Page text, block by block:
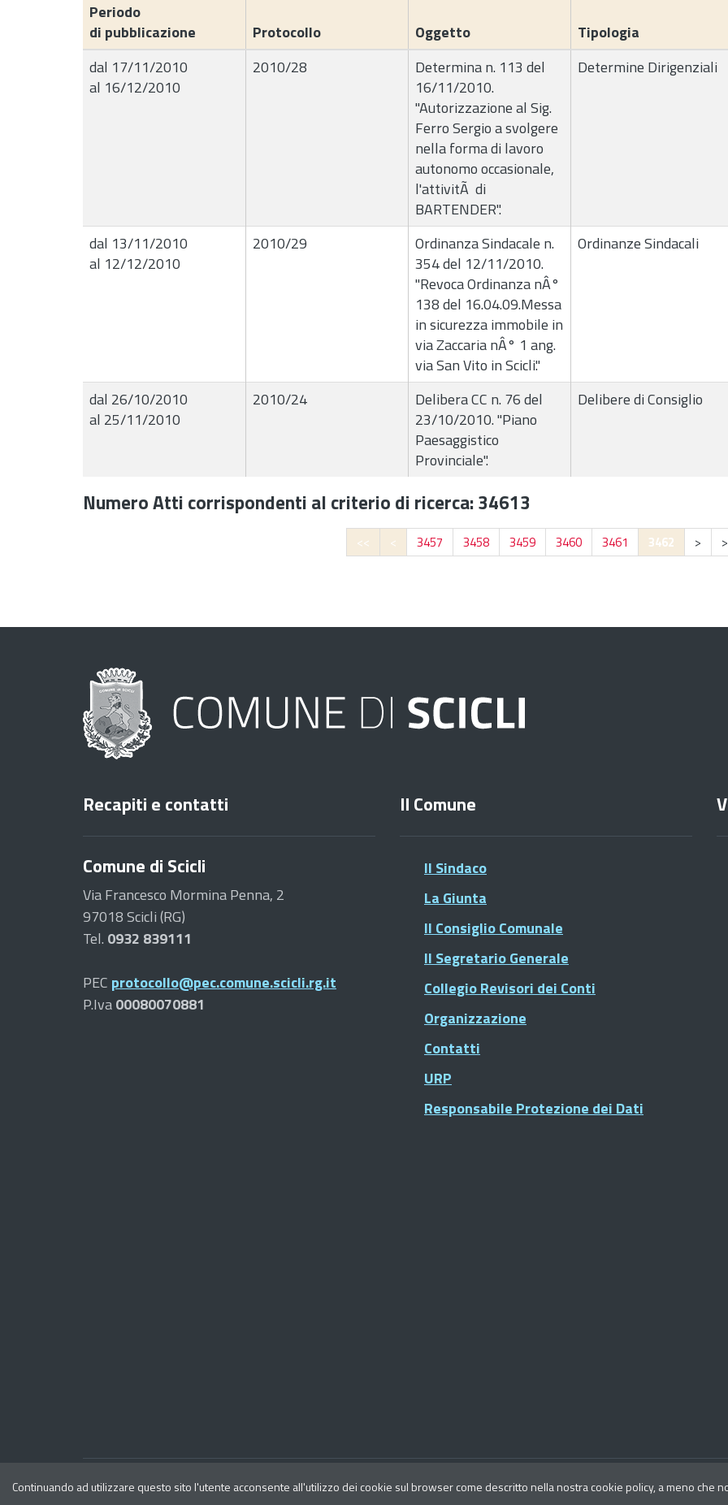
Periodo
di pubblicazione
Protocollo Oggetto Tipologia
dal 17/11/2010
al 16/12/2010
2010/28
Determina n. 113 del
16/11/2010.
"Autorizzazione al Sig.
Ferro Sergio a svolgere
nella forma di lavoro
autonomo occasionale,
l'attivitÃ di
BARTENDER".
Determine Dirigenziali
dal 13/11/2010
al 12/12/2010
2010/29
Ordinanza Sindacale n.
354 del 12/11/2010.
"Revoca Ordinanza nÂ°
138 del 16.04.09.Messa
in sicurezza immobile in
via Zaccaria nÂ° 1 ang.
via San Vito in Scicli."
Ordinanze Sindacali
dal 26/10/2010
al 25/11/2010
2010/24
Delibera CC n. 76 del
23/10/2010. "Piano
Paesaggistico
Provinciale".
Delibere di Consiglio
Numero Atti corrispondenti al criterio di ricerca: 34613
<< < 3457 3458 3459 3460 3461 3462 >
Recapiti e contatti
Comune di Scicli
Via Francesco Mormina Penna, 2
97018 Scicli (RG)
Tel. 0932 839111
PEC protocollo@pec.comune.scicli.rg.it
P.Iva00080070881
Il Comune
Il Sindaco
La Giunta
Il Consiglio Comunale
Il Segretario Generale
Collegio Revisori dei Conti
Organizzazione
Contatti
URP
Responsabile Protezione dei Dati
Privacy
Note legali
Aggiornato al
Continuando ad utilizzare questo sito l'utente acconsente all'utilizzo dei cookie sul browser come descritto nella nostra cookie policy, a meno che